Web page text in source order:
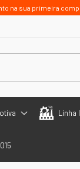
na sua primeira
Linha